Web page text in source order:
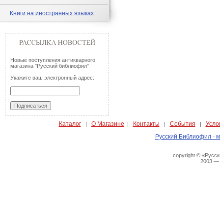
Книги на иностранных языках
Новые поступления антикварного
магазина "Русский библиофил"
Укажите ваш электронный адрес:
Каталог| О Магазине | Контакты | События |
Русский Библиофил -
copyright ©
2003 —